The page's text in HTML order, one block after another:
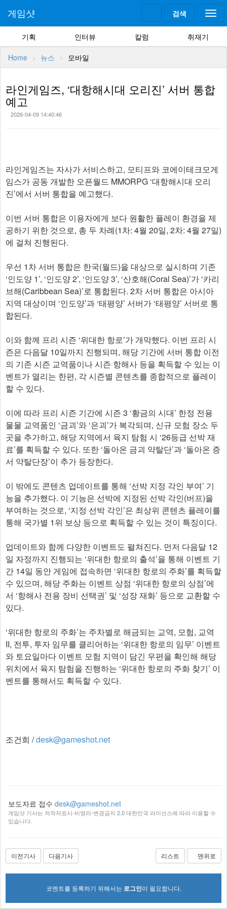
검색
게임샷
기획 인터뷰 칼럼 취재기
Home 뉴스 모바일
라인게임즈, ‘대항해시대 오리진’ 서버 통합
예고
2026-04-09 14:40:46
라인게임즈는 자사가 서비스하고, 모티프와 코에이테크모게
임스가 공동 개발한 오픈월드 MMORPG ‘대항해시대 오리
진’에서 서버 통합을 예고했다.
이번 서버 통합은 이용자에게 보다 원활한 플레이 환경을 제
공하기 위한 것으로, 총 두 차례(1차: 4월 20일, 2차: 4월 27일)
에 걸쳐 진행된다.
우선 1차 서버 통합은 한국(월드)을 대상으로 실시하며 기존
‘인도양 1’, ‘인도양 2’, ‘인도양 3’, ‘산호해(Coral Sea)’가 ‘카리
브해(Caribbean Sea)’로 통합된다. 2차 서버 통합은 아시아
지역 대상이며 ‘인도양’과 ‘태평양’ 서버가 ‘태평양’ 서버로 통
합된다.
이와 함께 프리 시즌 ‘위대한 항로’가 개막했다. 이번 프리 시
즌은 다음달 10일까지 진행되며, 해당 기간에 서버 통합 이전
의 기존 시즌 교역품이나 시즌 항해사 등을 획득할 수 있는 이
벤트가 열리는 한편, 각 시즌별 콘텐츠를 종합적으로 플레이
할 수 있다.
이에 따라 프리 시즌 기간에 시즌 3 ‘황금의 시대’ 한정 전용
물물 교역품인 ‘금괴’와 ‘은괴’가 복각되며, 신규 모험 장소 두
곳을 추가하고, 해당 지역에서 육지 탐험 시 ‘26등급 선박 재
료’를 획득할 수 있다. 또한 ‘돌아온 금괴 약탈단’과 ‘돌아온 증
서 약탈단장’이 추가 등장한다.
이 밖에도 콘텐츠 업데이트를 통해 ‘선박 지정 각인 부여’ 기
능을 추가했다. 이 기능은 선박에 지정된 선박 각인(버프)을
부여하는 것으로, ‘지정 선박 각인’은 최상위 콘텐츠 플레이를
통해 국가별 1위 보상 등으로 획득할 수 있는 것이 특징이다.
업데이트와 함께 다양한 이벤트도 펼쳐진다. 먼저 다음달 12
일 자정까지 진행되는 ‘위대한 항로의 출석’을 통해 이벤트 기
간 14일 동안 게임에 접속하면 ‘위대한 항로의 주화’를 획득할
수 있으며, 해당 주화는 이벤트 상점 ‘위대한 항로의 상점’에
서 ‘항해사 전용 장비 선택권’ 및 ‘성장 재화’ 등으로 교환할 수
있다.
‘위대한 항로의 주화’는 주차별로 해금되는 교역, 모험, 교역
II, 전투, 투자 임무를 클리어하는 ‘위대한 항로의 임무’ 이벤트
와 토요일마다 이벤트 모험 지역이 담긴 우편을 확인해 해당
위치에서 육지 탐험을 진행하는 ‘위대한 항로의 주화 찾기’ 이
벤트를 통해서도 획득할 수 있다.
조건희 /desk@gameshot.net
보도자료 접수 desk@gameshot.net
게임샷 기사는 저작자표시-비영리-변경금지 2.0 대한민국 라이선스에 따라 이용할 수
있습니다.
이전기사 다음기사 리스트 맨위로
코멘트를 등록하기 위해서는 로그인이 필요합니다.